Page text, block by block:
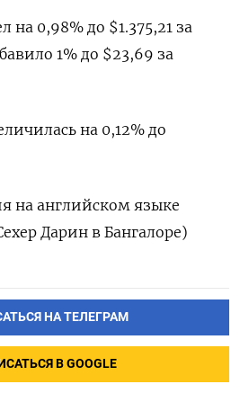
0,98% до $1.375,21​​ за
1% до $23,69​ за
на 0,12% до
на английском языке
Дарин в Бангалоре)
НА ТЕЛЕГРАМ
В GOOGLE